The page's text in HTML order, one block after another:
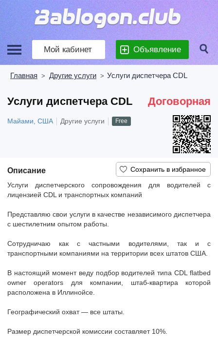
Мой кабинет Объявление
Главная > Другие услуги > Услуги диспетчера CDL
Договорная
Услуги диспетчера CDL
Майами, США Другие услуги Free
Описание
Услуги диспетчерского сопровождения для водителей с
лицензией CDL и транспортных компаний
Представляю свои услуги в качестве независимого диспетчера
с шестилетним опытом работы.
Сотрудничаю как с частными водителями, так и с
транспортными компаниями на территории всех штатов США.
В настоящий момент веду подбор водителей типа CDL flatbed
owner operators для компании, штаб-квартира которой
расположена в Иллинойсе.
Географический охват — все штаты.
Размер диспетчерской комиссии составляет 10%.